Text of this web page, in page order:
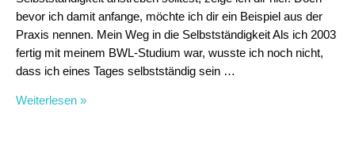
bevor ich damit anfange, möchte ich dir ein Beispiel aus der
Praxis nennen. Mein Weg in die Selbstständigkeit Als ich 2003
fertig mit meinem BWL-Studium war, wusste ich noch nicht,
dass ich eines Tages selbstständig sein …
Warum
Weiterlesen »